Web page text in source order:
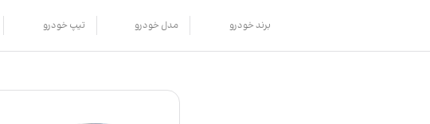
برند خودرو مدل خودرو تیپ خودرو